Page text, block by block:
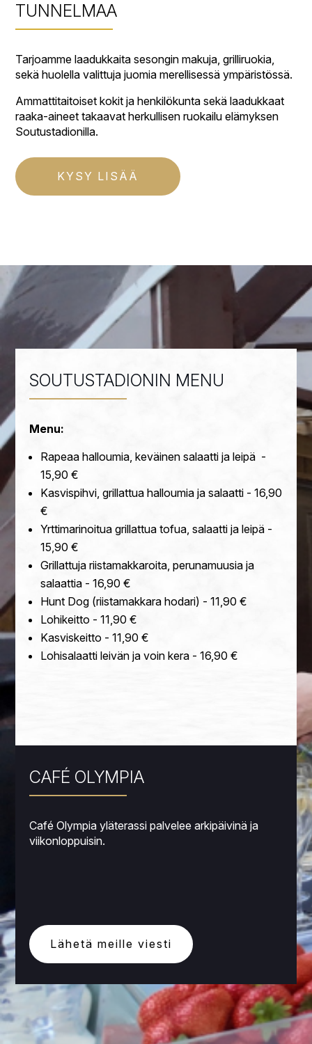
TUNNELMAA
Tarjoamme laadukkaita sesongin makuja, grilliruokia,
sekä huolella valittuja juomia merellisessä ympäristössä.
Ammattitaitoiset kokit ja henkilökunta sekä laadukkaat
raaka-aineet takaavat herkullisen ruokailu elämyksen
Soutustadionilla.
KYSY LISÄÄ
SOUTUSTADIONIN MENU
Menu:
Rapeaa halloumia, keväinen salaatti ja leipä -
15,90€
Kasvispihvi, grillattua halloumia ja salaatti - 16,90
€
Yrttimarinoitua grillattua tofua, salaatti ja leipä -
15,90€
Grillattuja riistamakkaroita, perunamuusia ja
salaattia - 16,90€
Hunt Dog (riistamakkara hodari) - 11,90€
Lohikeitto - 11,90€
Kasviskeitto - 11,90€
Lohisalaatti leivän ja voin kera - 16,90€
CAFÉ OLYMPIA
Café Olympia yläterassi palvelee arkipäivinä ja
viikonloppuisin.
Lähetä meille viesti